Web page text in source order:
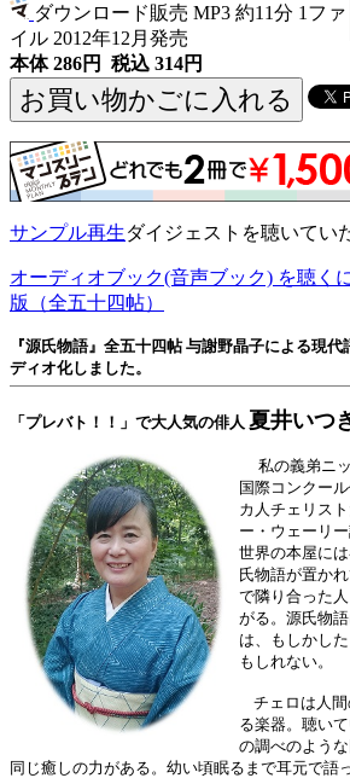
ダウンロード販売 MP3 約11分 1ファ
イル 2012年12月発売
本体 286円 税込 314円
サンプル再生ダイジェストを聴いてい
オーディオブック(音声ブック) を聴く
版（全五十四帖）
『源氏物語』全五十四帖 与謝野晶子による現
ディオ化しました。
「プレバト！！」で大人気の俳人 夏井いつ
私の義弟ニ
国際コンクー
カ人チェリス
ー・ウェーリ
世界の本屋に
氏物語が置か
で隣り合った
がる。源氏物
は、もしかし
もしれない。
チェロは人間
る楽器。聴い
の調べのよう
同じ癒しの力がある。幼い頃眠るまで耳元で語